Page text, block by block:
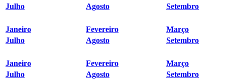
Julho
Agosto Setembro
Janeiro Fevereiro
Março
Julho
Agosto Setembro
Janeiro Fevereiro
Março
Julho
Agosto Setembro